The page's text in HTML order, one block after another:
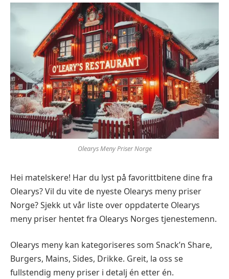
Olearys Meny Priser Norge
Hei matelskere! Har du lyst på favorittbitene dine fra
Olearys? Vil du vite de nyeste Olearys meny priser
Norge? Sjekk ut vår liste over oppdaterte Olearys
meny priser hentet fra Olearys Norges tjenestemenn.
Olearys meny kan kategoriseres som Snack’n Share,
Burgers, Mains, Sides, Drikke. Greit, la oss se
fullstendig meny priser i detalj én etter én.